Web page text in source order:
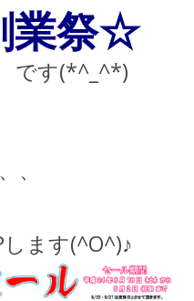
業祭☆
です(*^_^*)
、
ます(^O^)♪